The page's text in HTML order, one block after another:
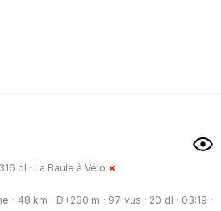
dl · La Baule à Vélo
· 48 km · D+230 m · 97 vus · 20 dl · 03:19 ·